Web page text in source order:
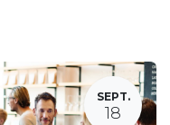
SEPT.
18